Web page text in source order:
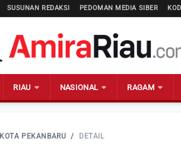
SUSUNAN REDAKSI PEDOMAN MEDIA SIBER
RIAU NASIONAL RAGAM
KOTA PEKANBARU / DETAIL